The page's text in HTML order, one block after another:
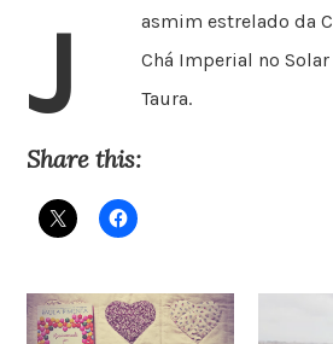
J
asmim estrelado da
Chá Imperial no
Taura.
Share this: